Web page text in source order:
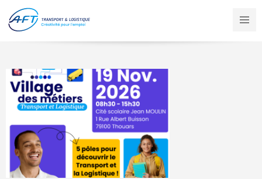
contenu
principal